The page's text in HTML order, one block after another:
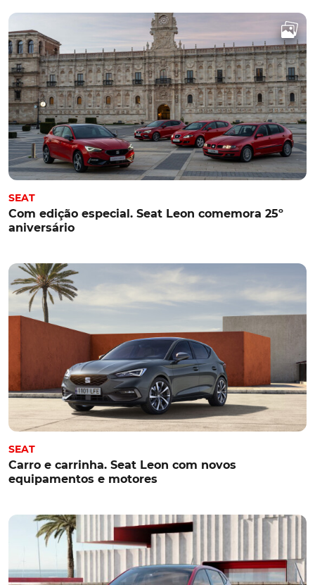
SEAT
Com edição especial. Seat Leon comemora 25º
aniversário
SEAT
Carro e carrinha. Seat Leon com novos
equipamentos e motores